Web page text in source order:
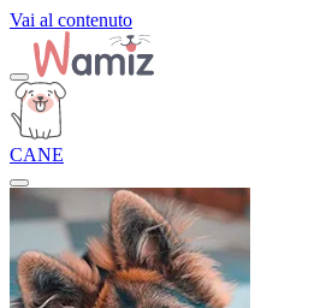
Vai al contenuto
CANE